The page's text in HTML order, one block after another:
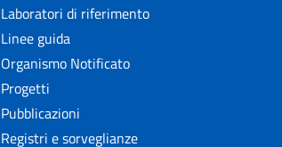
Laboratori di riferimento
Linee guida
Organismo Notificato
Progetti
Pubblicazioni
Registri e sorveglianze